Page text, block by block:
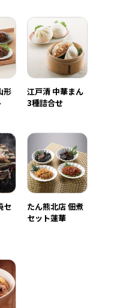
形
江戸清 中華まん
3種詰合せ
セ
たん熊北店 佃煮
セット蓮華